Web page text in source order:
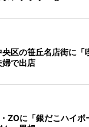
央区の笹丘名店街に「
で出店
ZOに「銀だこハイボ